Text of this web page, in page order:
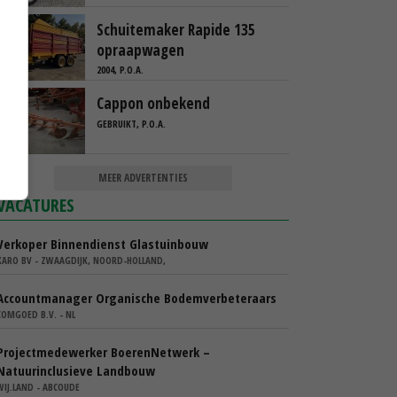
Schuitemaker Rapide 135
opraapwagen
2004, P.O.A.
Cappon onbekend
GEBRUIKT, P.O.A.
MEER ADVERTENTIES
Binnendienst Glastuinbouw
BV - ZWAAGDIJK, NOORD-HOLLAND,
Organische Bodemverbeteraars
B.V. - NL
BoerenNetwerk –
Landbouw
- ABCOUDE